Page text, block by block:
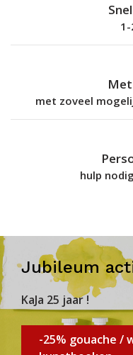
met zoveel
hulp
Jubileum
KaJa 25 jaar !
-25% gouache /